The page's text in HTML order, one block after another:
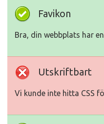
Favikon
Bra, din webbplats har
Utskriftbart
Vi kunde inte hitta CSS